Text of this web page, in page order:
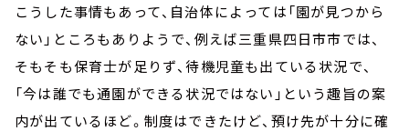
こうした事情もあって、自治体によっては「園が見つから
ない」ところもありようで、例えば三重県四日市市では、
そもそも保育士が足りず、待機児童も出ている状況で、
「今は誰でも通園ができる状況ではない」という趣旨の案
内が出ているほど。制度はできたけど、預け先が十分に確